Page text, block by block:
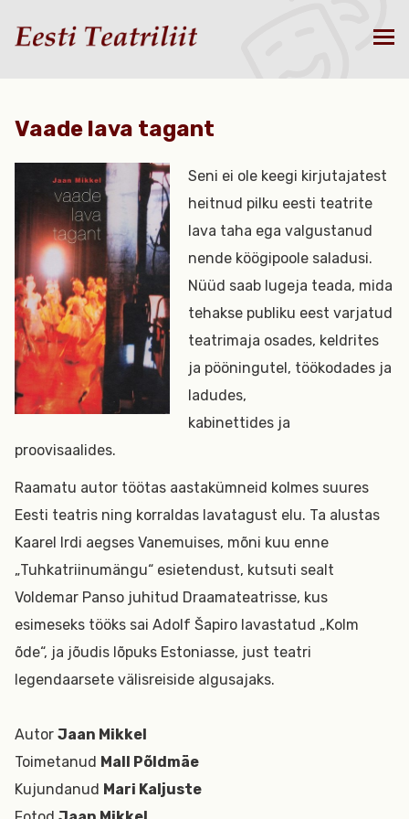
Vaade lava tagant
Seni ei ole keegi kirjutajatest
heitnud pilku eesti teatrite
lava taha ega valgustanud
nende köögipoole saladusi.
Nüüd saab lugeja teada, mida
tehakse publiku eest varjatud
teatrimaja osades, keldrites
ja pööningutel, töökodades ja
ladudes,
kabinettides ja
proovisaalides.
Raamatu autor töötas aastakümneid kolmes suures
Eesti teatris ning korraldas lavatagust elu. Ta alustas
Kaarel Irdi aegses Vanemuises, mõni kuu enne
„Tuhkatriinumängu“ esietendust, kutsuti sealt
Voldemar Panso juhitud Draamateatrisse, kus
esimeseks tööks sai Adolf Šapiro lavastatud „Kolm
õde“, ja jõudis lõpuks Estoniasse, just teatri
legendaarsete välisreiside algusajaks.
Autor Jaan Mikkel
Toimetanud Mall Põldmäe
Kujundanud Mari Kaljuste